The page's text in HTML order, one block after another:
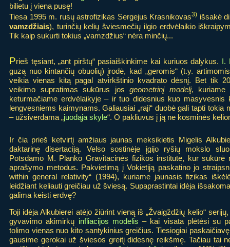
bilietu į viena pusę!
Tiesa 1995 m. rusų astrofizikas Sergejus Krasnikovas3) išsakė
vamzdžiais), turinčių kelių šviesmečių ilgio erdvėlaikio
Tik kaip sukurti tokius „vamzdžius“ nėra minčių...
Prieš tęsiant, „ant pirštų“ pasiaiškinkime kai kuriuos dalykus. I.
guzą nuo kintančių obuolių) įrodė, kad „geromis“ (t.y.
veikia vienas kitą pagal atvirkštinio kvadrato dėsnį. Bet tik
veikimo supratimas sukūrus jos geometrinį modelį, kuriame
keturmačiame erdvėlaikyje – ir tuo didesnius kuo
lengvesniems kaimynams. Galiausiai „raji“ duobė gali tapti
– užsiverdama „juodąja skyle“. O pakliuvus į ją ne kosminės
Ir čia prieš ketvirtį amžiaus jaunas meksikietis Migelis
daktarinę disertaciją. Velso sostinėje įgijo ryšių mokslo
Potsdamo M. Planko Gravitacinės fizikos institute, kur sukūrė
aprašymo metodus. Pakvietimą į Vokietiją paskatino jo
within general relativity“ (1994), kuriame jaunasis fizikas
leidžiant keliauti greičiau už šviesą. Supaprastintai idėja
galima keisti erdvę?
Toji idėja Alkubierei atėjo žiūrint vieną iš „Žvaigždžių kelio“
gyvavimo akimirkų infliacijos modelis – kai visata plėtėsi su
tolimo vienas nuo kito santykinius greičius. Tiesiogiai
gausime gerokai už šviesos greitį didesnę reikšmę. Tačiau tai